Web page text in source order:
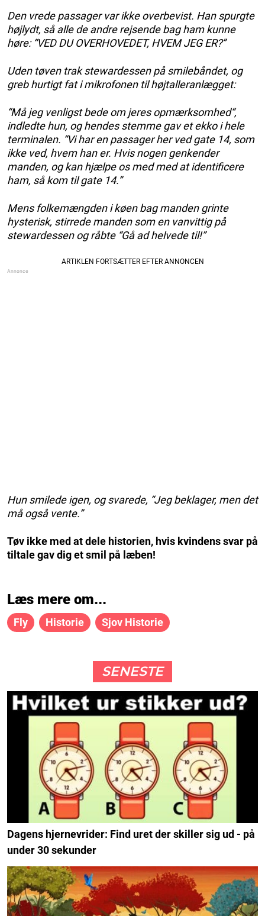
Den vrede passager var ikke overbevist. Han spurgte
højlydt, så alle de andre rejsende bag ham kunne
høre: “VED DU OVERHOVEDET, HVEM JEG ER?”
Uden tøven trak stewardessen på smilebåndet, og
greb hurtigt fat i mikrofonen til højtalleranlægget:
“Må jeg venligst bede om jeres opmærksomhed“,
indledte hun, og hendes stemme gav et ekko i hele
terminalen. “Vi har en passager her ved gate 14, som
ikke ved, hvem han er. Hvis nogen genkender
manden, og kan hjælpe os med med at identificere
ham, så kom til gate 14.”
Mens folkemængden i køen bag manden grinte
hysterisk, stirrede manden som en vanvittig på
stewardessen og råbte “Gå ad helvede til!”
Hun smilede igen, og svarede, “Jeg beklager, men det
må også vente.”
Tøv ikke med at dele historien, hvis kvindens svar på
tiltale gav dig et smil på læben!
Læs mere om...
Fly Historie Sjov Historie
SENESTE
Dagens hjernevrider: Find uret der skiller sig ud - på
under 30 sekunder